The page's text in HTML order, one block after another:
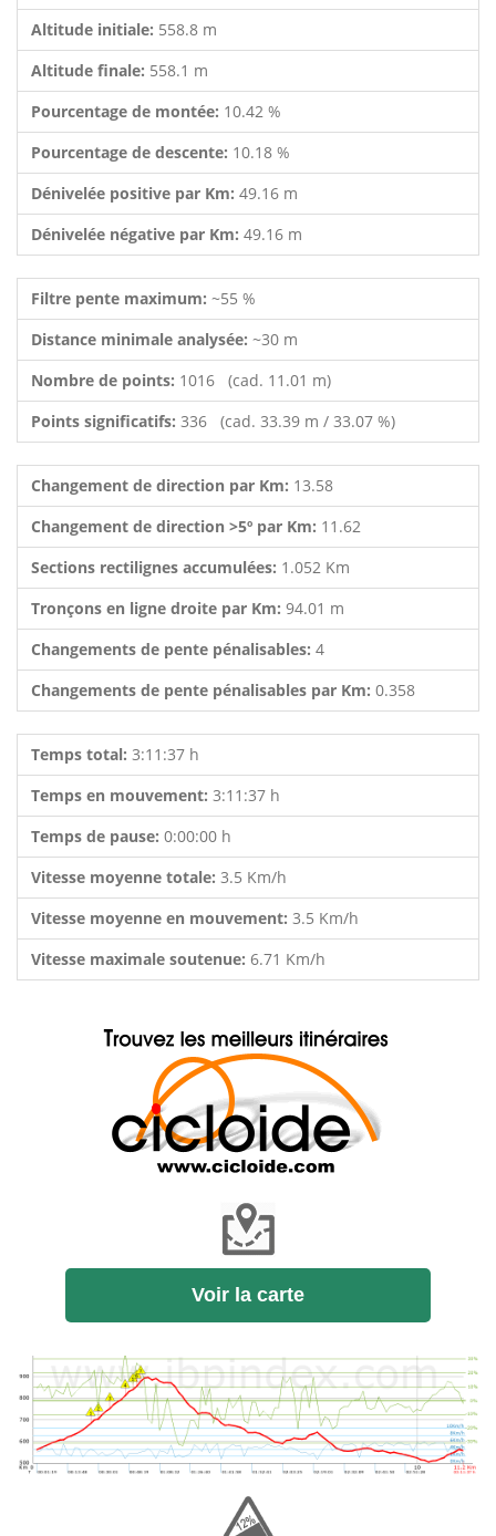
Altitude initiale: 558.8 m
Altitude finale: 558.1 m
Pourcentage de montée: 10.42 %
Pourcentage de descente: 10.18 %
Dénivelée positive par Km: 49.16 m
Dénivelée négative par Km: 49.16 m
Filtre pente maximum: ~55 %
Distance minimale analysée: ~30 m
Nombre de points: 1016 (cad. 11.01 m)
Points significatifs: 336 (cad. 33.39 m / 33.07 %)
Changement de direction par Km: 13.58
Changement de direction >5º par Km: 11.62
Sections rectilignes accumulées: 1.052 Km
Tronçons en ligne droite par Km: 94.01 m
Changements de pente pénalisables: 4
Changements de pente pénalisables par Km: 0.358
Temps total: 3:11:37 h
Temps en mouvement: 3:11:37 h
Temps de pause: 0:00:00 h
Vitesse moyenne totale: 3.5 Km/h
Vitesse moyenne en mouvement: 3.5 Km/h
Vitesse maximale soutenue: 6.71 Km/h
Voir la carte